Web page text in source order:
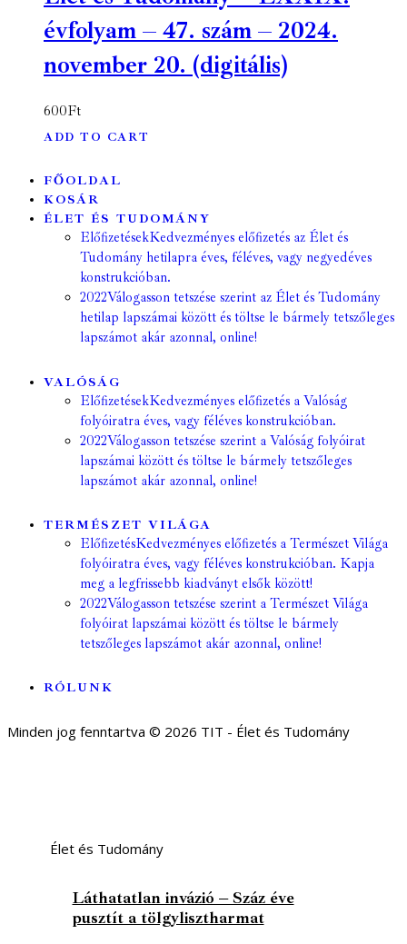
évfolyam – 47. szám – 2024.
november 20. (digitális)
600Ft
ADD TO CART
FŐOLDAL
KOSÁR
ÉLET ÉS TUDOMÁNY
ElőfizetésekKedvezményes előfizetés az Élet és
Tudomány hetilapra éves, féléves, vagy negyedéves
konstrukcióban.
2022Válogasson tetszése szerint az Élet és Tudomány
hetilap lapszámai között és töltse le bármely tetszőleges
lapszámot akár azonnal, online!
VALÓSÁG
ElőfizetésekKedvezményes előfizetés a Valóság
folyóiratra éves, vagy féléves konstrukcióban.
2022Válogasson tetszése szerint a Valóság folyóirat
lapszámai között és töltse le bármely tetszőleges
lapszámot akár azonnal, online!
TERMÉSZET VILÁGA
ElőfizetésKedvezményes előfizetés a Természet Világa
folyóiratra éves, vagy féléves konstrukcióban. Kapja
meg a legfrissebb kiadványt elsők között!
2022Válogasson tetszése szerint a Természet Világa
folyóirat lapszámai között és töltse le bármely
tetszőleges lapszámot akár azonnal, online!
RÓLUNK
Minden jog fenntartva © 2026 TIT - Élet és Tudomány
Élet és Tudomány
Láthatatlan invázió – Száz éve
pusztít a tölgylisztharmat